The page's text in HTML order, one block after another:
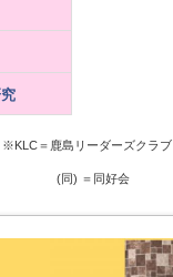
※KLC＝鹿島リーダーズクラブ
(同) ＝同好会